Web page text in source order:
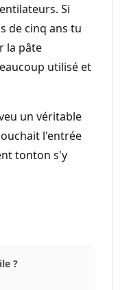
Si
de cinq ans tu
la pâte
utilisé et
un véritable
l'entrée
tonton s'y
?